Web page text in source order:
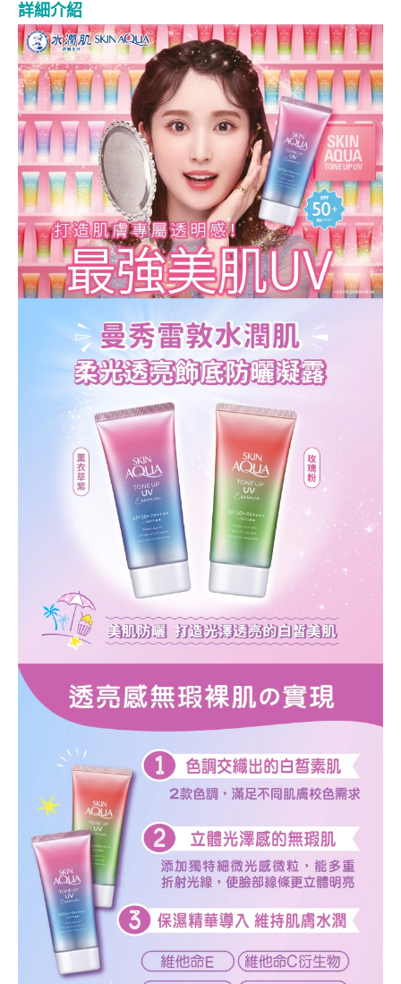
詳細介紹